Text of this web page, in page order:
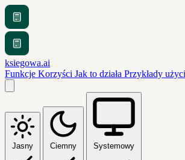
ksiegowa.ai
Funkcje Korzyści Jak to działa Przykłady
Jasny Ciemny Systemowy